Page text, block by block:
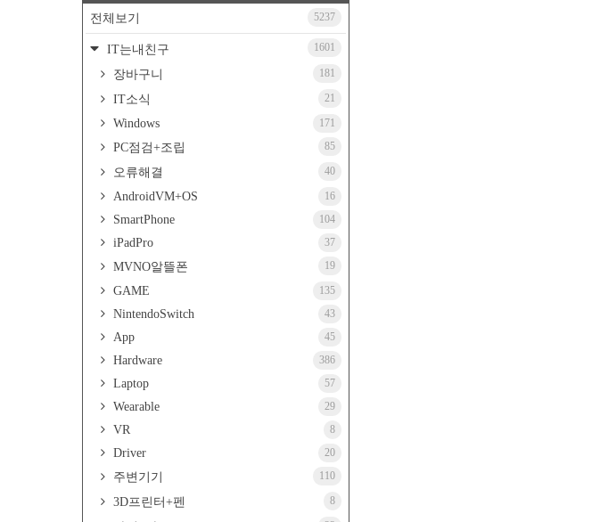
전체보기 5237
IT는내친구 1601
장바구니 181
IT소식 21
Windows 171
PC점검+조립 85
오류해결 40
AndroidVM+OS 16
SmartPhone 104
iPadPro 37
MVNO알뜰폰 19
GAME 135
NintendoSwitch 43
App 45
Hardware 386
Laptop 57
Wearable 29
VR 8
Driver 20
주변기기 110
3D프린터+펜 8